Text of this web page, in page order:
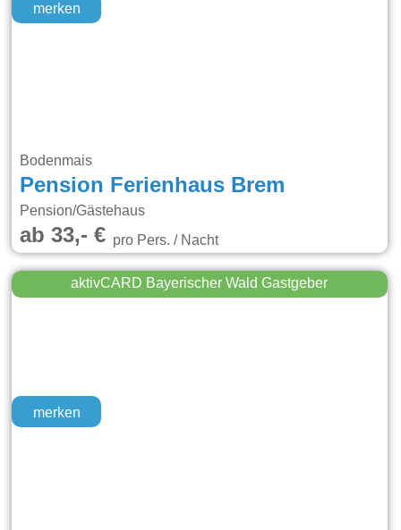
merken
Bodenmais
Pension Ferienhaus Brem
Pension/Gästehaus
ab 33,- €pro Pers. / Nacht
merken
aktivCARD Bayerischer Wald Gastgeber